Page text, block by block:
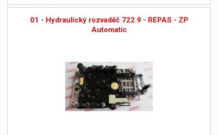
01 - Hydraulický rozvaděč 722.9 - REPAS - ZP
Automatic